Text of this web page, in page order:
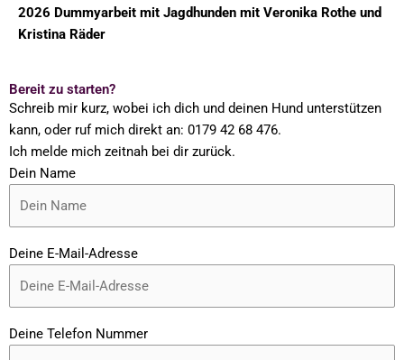
2026 Dummyarbeit mit Jagdhunden mit Veronika Rothe und
Kristina Räder
Bereit zu starten?
Schreib mir kurz, wobei ich dich und deinen Hund unterstützen
kann, oder ruf mich direkt an: 0179 42 68 476.
Ich melde mich zeitnah bei dir zurück.
Dein Name
Deine E-Mail-Adresse
Deine Telefon Nummer